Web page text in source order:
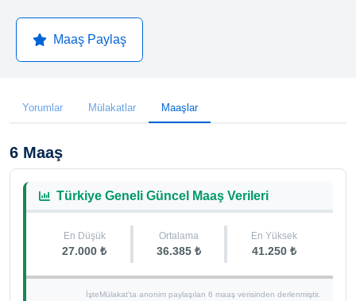
Maaş Paylaş
Yorumlar Mülakatlar Maaşlar
6 Maaş
Türkiye Geneli Güncel Maaş Verileri
En Düşük
27.000 ₺
Ortalama
36.385 ₺
En Yüksek
41.250 ₺
İşteMülakat'ta anonim paylaşılan 6 maaş verisinden derlenmiştir.